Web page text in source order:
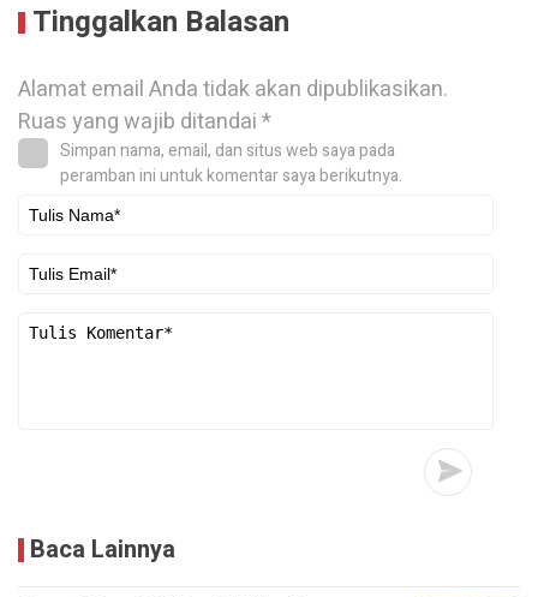
Tinggalkan Balasan
Alamat email Anda tidak akan dipublikasikan.
Ruas yang wajib ditandai*
Simpan nama, email, dan situs web saya pada
peramban ini untuk komentar saya berikutnya.
Baca Lainnya